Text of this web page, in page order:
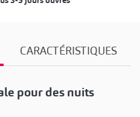
CARACTÉRISTIQUES
pour des nuits